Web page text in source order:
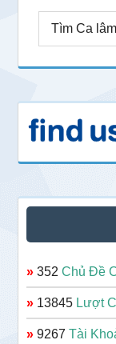
» 352Chủ Đề
» 13845 Lượt
» 9267Tài